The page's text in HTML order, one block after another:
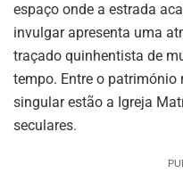
espaço onde a estrada
invulgar apresenta uma
traçado quinhentista de
tempo. Entre o
singular estão a Igreja
seculares.